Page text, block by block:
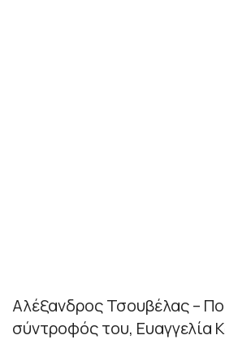
Αλέξανδρος Τσουβέλας –
σύντροφός του, Ευαγγελία